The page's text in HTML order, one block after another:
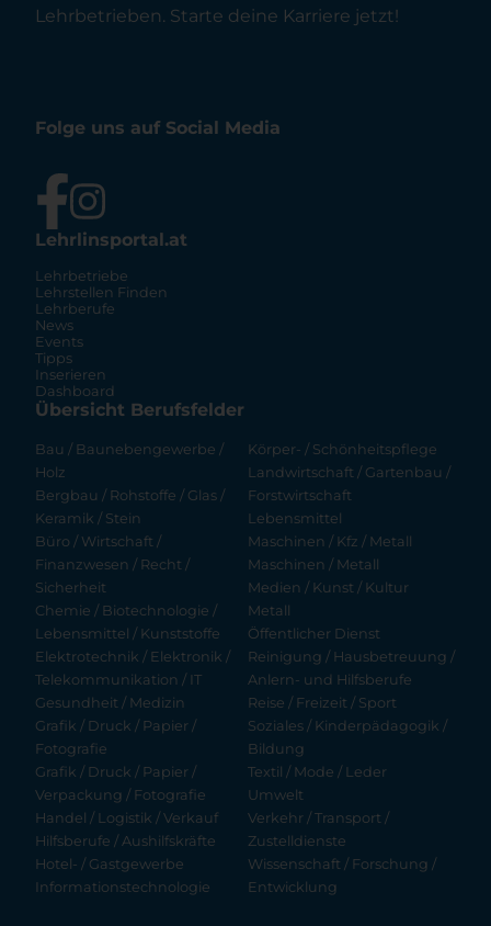
Lehrbetrieben. Starte deine Karriere jetzt!
Folge uns auf Social Media
Lehrlinsportal.at
Lehrbetriebe
Lehrstellen Finden
Lehrberufe
News
Events
Tipps
Inserieren
Dashboard
Übersicht Berufsfelder
Bau / Baunebengewerbe /
Holz
Bergbau / Rohstoffe / Glas /
Keramik / Stein
Büro / Wirtschaft /
Finanzwesen / Recht /
Sicherheit
Chemie / Biotechnologie /
Lebensmittel / Kunststoffe
Elektrotechnik / Elektronik /
Telekommunikation / IT
Gesundheit / Medizin
Grafik / Druck / Papier /
Fotografie
Grafik / Druck / Papier /
Verpackung / Fotografie
Handel / Logistik / Verkauf
Hilfsberufe / Aushilfskräfte
Hotel- / Gastgewerbe
Informationstechnologie
Körper- / Schönheitspflege
Landwirtschaft / Gartenbau /
Forstwirtschaft
Lebensmittel
Maschinen / Kfz / Metall
Maschinen / Metall
Medien / Kunst / Kultur
Metall
Öffentlicher Dienst
Reinigung / Hausbetreuung /
Anlern- und Hilfsberufe
Reise / Freizeit / Sport
Soziales / Kinderpädagogik /
Bildung
Textil / Mode / Leder
Umwelt
Verkehr / Transport /
Zustelldienste
Wissenschaft / Forschung /
Entwicklung